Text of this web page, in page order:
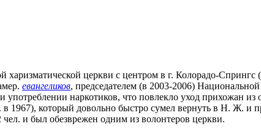
харизматической церкви с центром в г. Колорадо-
евангеликов, председателем (в 2003-2006)
употреблении наркотиков, что повлекло уход прихожан
в 1967), который довольно быстро сумел вернуть в Н. Ж.
и был обезврежен одним из волонтеров церкви.